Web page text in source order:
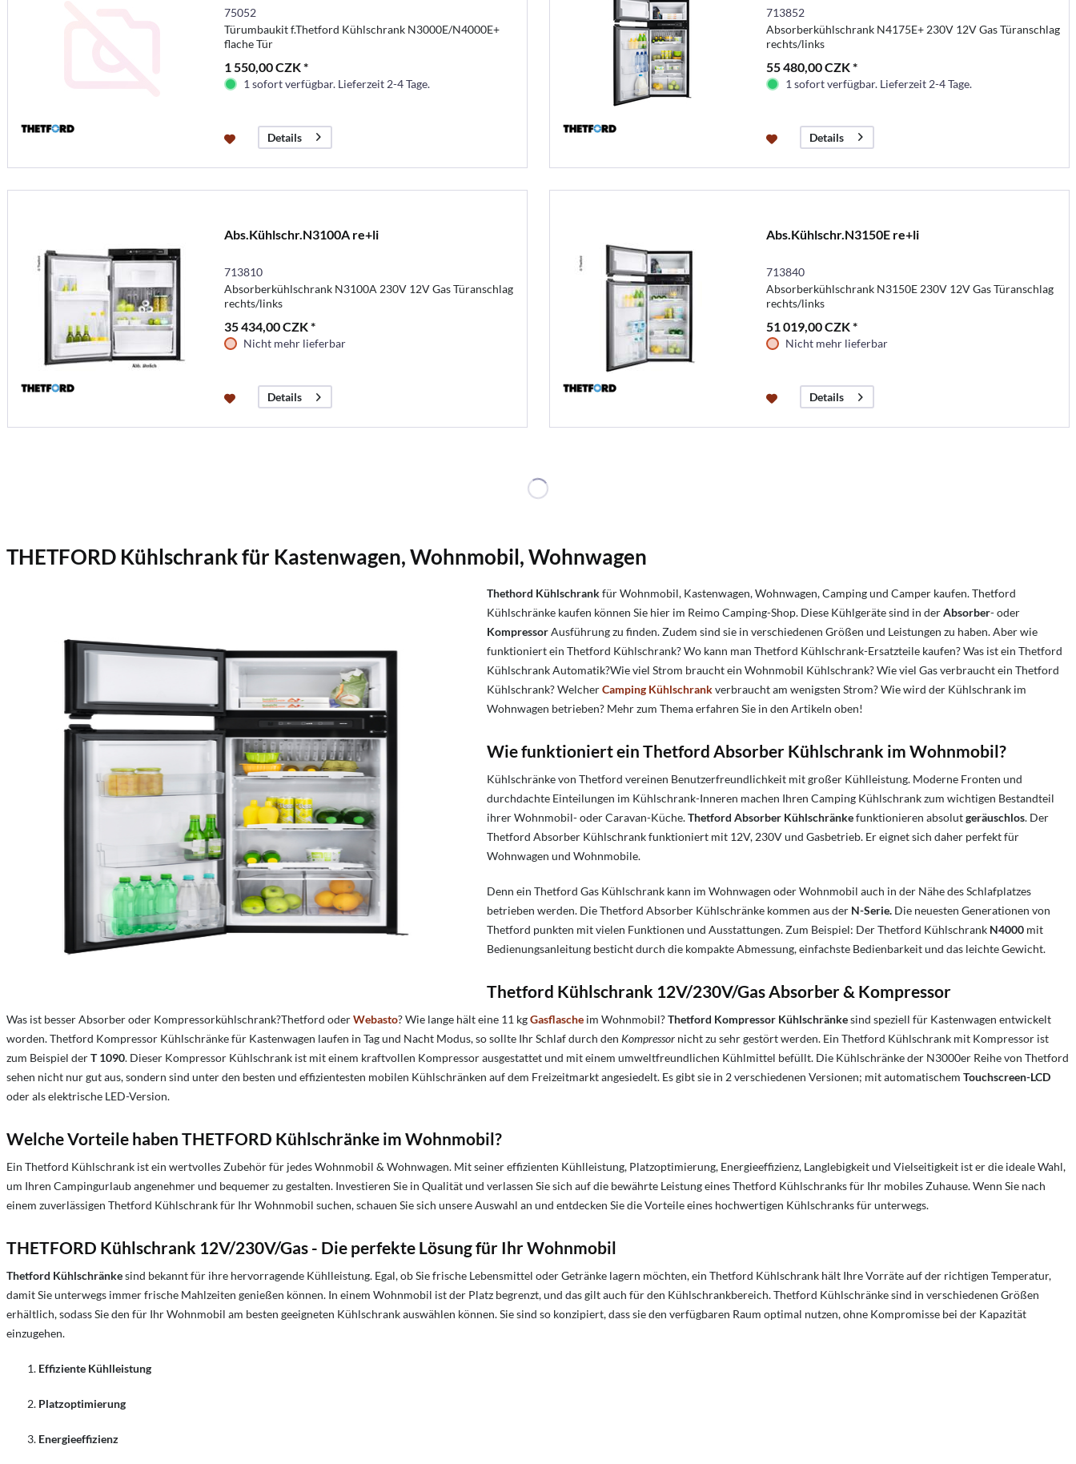
75052
Türumbaukit f.Thetford Kühlschrank N3000E/N4000E+
flache Tür
1 550,00 CZK *
1 sofort verfügbar. Lieferzeit 2-4 Tage.
Details
713852
Absorberkühlschrank N4175E+ 230V 12V Gas Türanschlag
rechts/links
55 480,00 CZK *
1 sofort verfügbar. Lieferzeit 2-4 Tage.
Details
Abs.Kühlschr.N3100A re+li
713810
Absorberkühlschrank N3100A 230V 12V Gas Türanschlag
rechts/links
35 434,00 CZK *
Nicht mehr lieferbar
Details
Abs.Kühlschr.N3150E re+li
713840
Absorberkühlschrank N3150E 230V 12V Gas Türanschlag
rechts/links
51 019,00 CZK *
Nicht mehr lieferbar
Details
THETFORD Kühlschrank für Kastenwagen, Wohnmobil, Wohnwagen
Thethord Kühlschrankfür Wohnmobil, Kastenwagen, Wohnwagen, Camping und Camper kaufen. Thetford
Kühlschränke kaufen können Sie hier im Reimo Camping-Shop. Diese Kühlgeräte sind in derAbsorber- oder
KompressorAusführung zu finden. Zudem sind sie in verschiedenen Größen und Leistungen zu haben. Aber wie
funktioniert ein Thetford Kühlschrank? Wo kann man Thetford Kühlschrank-Ersatzteile kaufen? Was ist ein Thetford
Kühlschrank Automatik?Wie viel Strom braucht ein Wohnmobil Kühlschrank?Wie viel Gas verbraucht ein Thetford
Kühlschrank?WelcherCamping Kühlschrankverbraucht am wenigsten Strom?Wie wird der Kühlschrank im
Wohnwagen betrieben? Mehr zum Thema erfahren Sie in den Artikeln oben!
Wie funktioniert ein Thetford Absorber Kühlschrank im Wohnmobil?
Kühlschränke von Thetford vereinen Benutzerfreundlichkeit mit großer Kühlleistung. Moderne Fronten und
durchdachte Einteilungen im Kühlschrank-Inneren machen Ihren Camping Kühlschrank zum wichtigen Bestandteil
ihrer Wohnmobil- oder Caravan-Küche.Thetford Absorber Kühlschränkefunktionieren absolutgeräuschlos. Der
Thetford Absorber Kühlschrank funktioniert mit 12V, 230V und Gasbetrieb. Er eignet sich daher perfekt für
Wohnwagen und Wohnmobile.
Denn ein Thetford Gas Kühlschrank kann im Wohnwagen oder Wohnmobil auch in der Nähe des Schlafplatzes
betrieben werden. Die Thetford Absorber Kühlschränke kommen aus der N-Serie. Die neuesten Generationen von
Thetford punkten mit vielen Funktionen und Ausstattungen. Zum Beispiel: Der Thetford Kühlschrank N4000 mit
Bedienungsanleitung bestichtdurch die kompakte Abmessung, einfachste Bedienbarkeit und das leichte Gewicht.
Thetford Kühlschrank 12V/230V/Gas Absorber & Kompressor
Was ist besser Absorber oder Kompressorkühlschrank?Thetford oderWebasto?Wie lange hält eine 11 kgGasflasche im Wohnmobil?Thetford Kompressor Kühlschränkesind speziell für Kastenwagen entwickelt
worden. Thetford Kompressor Kühlschränke für Kastenwagen laufen in Tag und Nacht Modus, so sollte Ihr Schlaf durch den Kompressor nicht zu sehr gestört werden. Ein Thetford Kühlschrank mit Kompressor ist
zum Beispiel derT 1090. Dieser Kompressor Kühlschrank ist mit einem kraftvollen Kompressor ausgestattet und mit einem umweltfreundlichen Kühlmittel befüllt. Die Kühlschränke der N3000er Reihe von Thetford
sehen nicht nur gut aus, sondern sind unter den besten und effizientesten mobilen Kühlschränken auf dem Freizeitmarkt angesiedelt. Es gibt sie in 2 verschiedenen Versionen; mit automatischem Touchscreen-LCD
oder als elektrische LED-Version.
Welche Vorteile haben THETFORD Kühlschränke im Wohnmobil?
Ein Thetford Kühlschrank ist ein wertvolles Zubehör für jedes Wohnmobil & Wohnwagen. Mit seiner effizienten Kühlleistung, Platzoptimierung, Energieeffizienz, Langlebigkeit und Vielseitigkeit ist er die ideale Wahl,
um Ihren Campingurlaub angenehmer und bequemer zu gestalten. Investieren Sie in Qualität und verlassen Sie sich auf die bewährte Leistung eines Thetford Kühlschranks für Ihr mobiles Zuhause. Wenn Sie nach
einem zuverlässigen Thetford Kühlschrank für Ihr Wohnmobil suchen, schauen Sie sich unsere Auswahl an und entdecken Sie die Vorteile eines hochwertigen Kühlschranks für unterwegs.
THETFORD Kühlschrank 12V/230V/Gas - Die perfekte Lösung für Ihr Wohnmobil
Thetford Kühlschränkesind bekannt für ihre hervorragende Kühlleistung. Egal, ob Sie frische Lebensmittel oder Getränke lagern möchten, ein Thetford Kühlschrank hält Ihre Vorräte auf der richtigen Temperatur,
damit Sie unterwegs immer frische Mahlzeiten genießen können. In einem Wohnmobil ist der Platz begrenzt, und das gilt auch für den Kühlschrankbereich. Thetford Kühlschränke sind in verschiedenen Größen
erhältlich, sodass Sie den für Ihr Wohnmobil am besten geeigneten Kühlschrank auswählen können. Sie sind so konzipiert, dass sie den verfügbaren Raum optimal nutzen, ohne Kompromisse bei der Kapazität
einzugehen.
Effiziente Kühlleistung
Platzoptimierung
Energieeffizienz